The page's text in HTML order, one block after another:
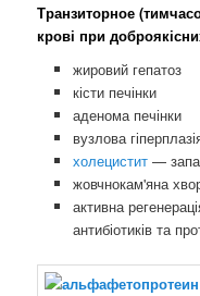
Транзиторное
крові при
жировий гепатоз
кісти печінки
аденома печінки
вузлова
холецистит —
жовчнокам'яна
активна
антибіотиків та